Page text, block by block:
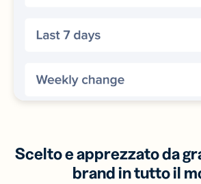
Scelto e apprezzato da
brand in tutto il